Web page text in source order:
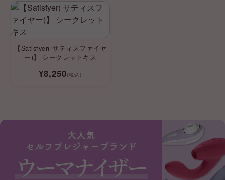
【Satisfyer( サティスファイヤ
ー)】 シークレットキス
¥8,250(税込)